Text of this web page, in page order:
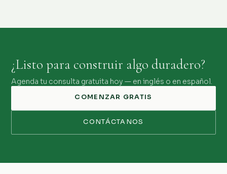
¿Listo para construir algo duradero?
Agenda tu consulta gratuita hoy — en inglés o en español.
COMENZAR GRATIS
CONTÁCTANOS